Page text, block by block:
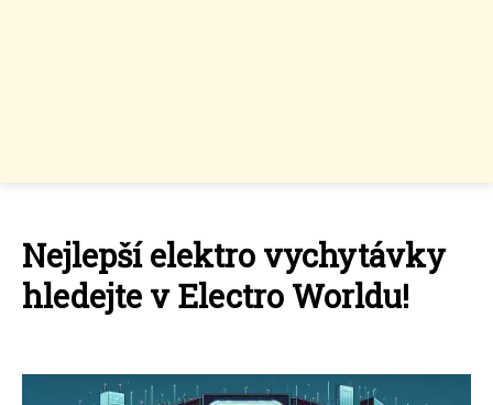
Nejlepší elektro vychytávky
hledejte v Electro Worldu!